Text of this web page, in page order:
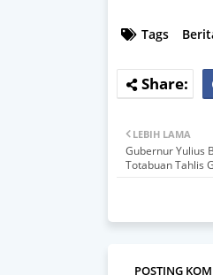
Tags
LEBIH LAMA
Gubernur Yulius
Totabuan Tahlis
POSTING